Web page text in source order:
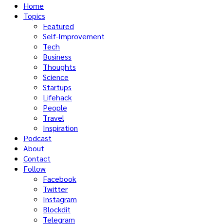
Home
Topics
Featured
Self-Improvement
Tech
Business
Thoughts
Science
Startups
Lifehack
People
Travel
Inspiration
Podcast
About
Contact
Follow
Facebook
Twitter
Instagram
Blockdit
Telegram